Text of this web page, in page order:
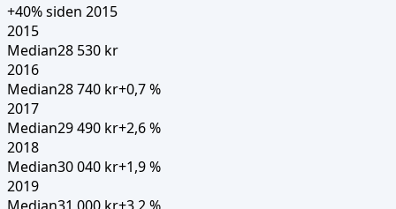
+40%siden 2015
2015
Median28 530 kr
2016
Median28 740 kr+0,7%
2017
Median29 490 kr+2,6%
2018
Median30 040 kr+1,9%
2019